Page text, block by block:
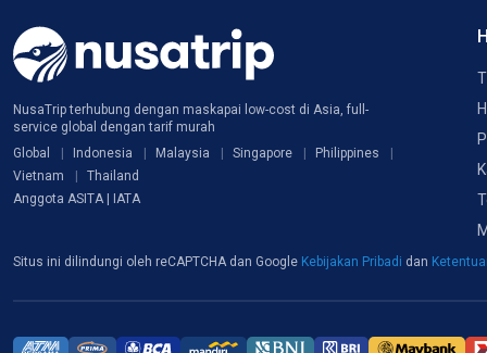
NusaTrip terhubung dengan maskapai low-cost di Asia, full-
service global dengan tarif murah
Global
Indonesia Malaysia Singapore
Philippines
Vietnam
Thailand
Anggota ASITA | IATA
Situs ini dilindungi oleh reCAPTCHA dan Google Kebijakan Pribadi dan